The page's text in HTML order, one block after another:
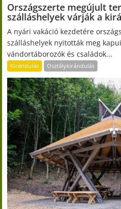
Országszerte megújult
szálláshelyek várják a
A nyári vakáció kezdetére
szálláshelyek nyitották meg
vándortáborozók és családok...
Kirándulás Osztálykirándulás